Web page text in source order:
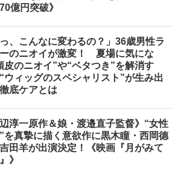
億円突破》
っ、こんなに変わるの？」36歳男性ラ
のニオイが激変！ 夏場に気にな
皮のニオイ”や“ベタつき”を解消す
ウィッグのスペシャリスト”が生み出
底ケアとは
辺淳一原作＆娘・渡邉直子監督》“女性
を真摯に描く意欲作に黒木瞳・西岡德
田羊が出演決定！《映画『月がみて
》